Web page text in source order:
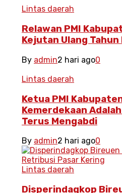
Lintas daerah
Relawan PMI
Kejutan Ulang Tahun
By admin2 hari ago0
Lintas daerah
Ketua PMI
Kemerdekaan
Terus Mengabdi
By admin2 hari ago0
Lintas daerah
Disperindagkop